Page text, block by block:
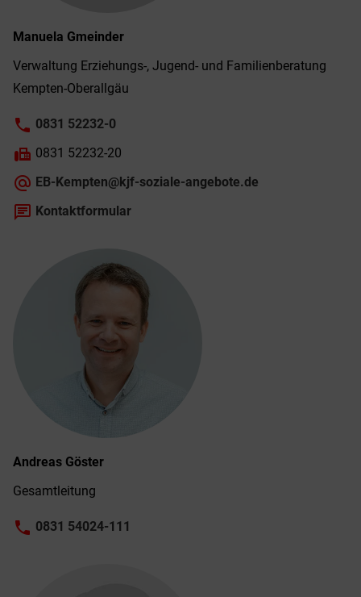
Manuela Gmeinder
Verwaltung Erziehungs-, Jugend- und Familien­beratung
Kempten-­Ober­allgäu
phone 0831 52232-0
fax 0831 52232-20
alternate_email EB-Kempten@kjf-soziale-angebote.de
chat Kontaktformular
Andreas Göster
Gesamtleitung
phone 0831 54024-111